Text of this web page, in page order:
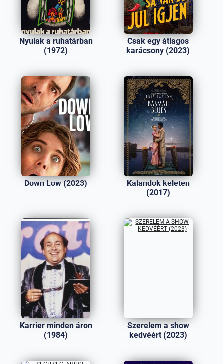
Nyulak a ruhatárban
(1972)
Csak egy átlagos
karácsony (2023)
Down Low (2023)
Kalandok keleten
(2017)
Karrier minden áron
(1984)
Szerelem a show
kedvéért (2023)